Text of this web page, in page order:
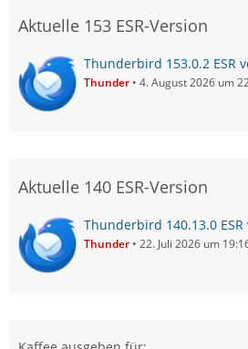
Aktuelle 153 ESR-Version
Thunderbird 153.0.2 ESR
Thunder 4. August 2026 um
Aktuelle 140 ESR-Version
Thunderbird 140.13.0
Thunder 22. Juli 2026 um